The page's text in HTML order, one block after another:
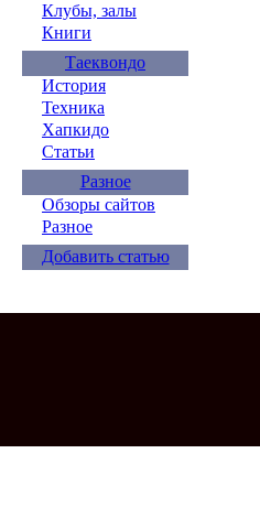
Клубы, залы
Книги
Таеквондо
История
Техника
Хапкидо
Статьи
Разное
Обзоры сайтов
Разное
Добавить статью